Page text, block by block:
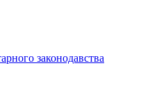
законодавства